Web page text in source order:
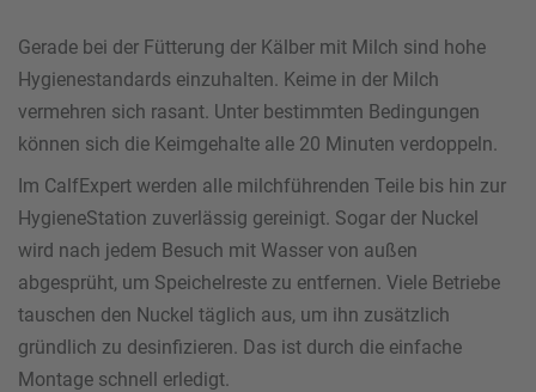
Gerade bei der Fütterung der Kälber mit Milch sind hohe
Hygienestandards einzuhalten. Keime in der Milch
vermehren sich rasant. Unter bestimmten Bedingungen
können sich die Keimgehalte alle 20 Minuten verdoppeln.
Im CalfExpert werden alle milchführenden Teile bis hin zur
HygieneStation zuverlässig gereinigt. Sogar der Nuckel
wird nach jedem Besuch mit Wasser von außen
abgesprüht, um Speichelreste zu entfernen. Viele Betriebe
tauschen den Nuckel täglich aus, um ihn zusätzlich
gründlich zu desinfizieren. Das ist durch die einfache
Montage schnell erledigt.